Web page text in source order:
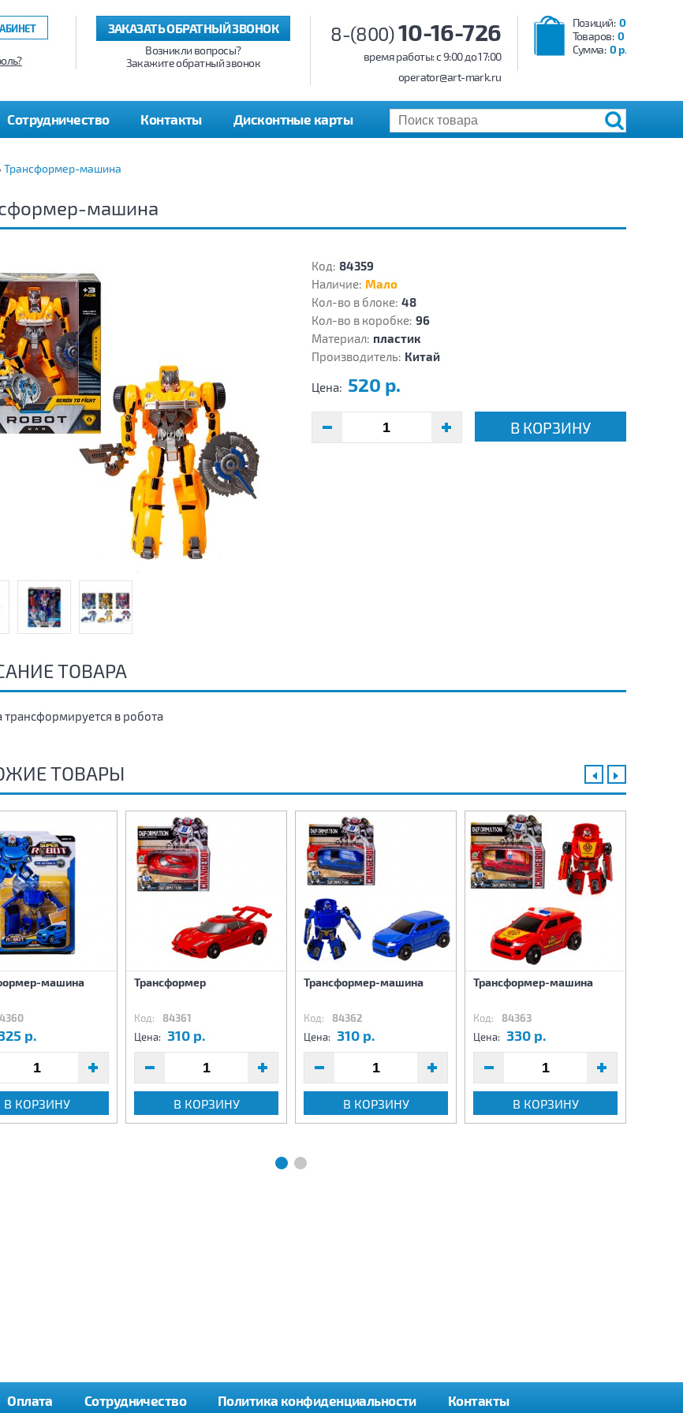
Позиций: 0
Товаров: 0
Сумма: 0 р.
8-(800)10-16-726
время работы: c 9:00 до 17:00
operator@art-mark.ru
ЗАКАЗАТЬ ОБРАТНЫЙ ЗВОНОК
Возникли вопросы?
Закажите обратный звонок
Сотрудничество Контакты Дисконтные карты
Трансформер-машина
машина
Код: 84359
Наличие: Мало
Кол-во в блоке: 48
Кол-во в коробке: 96
Материал: пластик
Производитель: Китай
Цена: 520 р.
В КОРЗИНУ
ТОВАРА
в робота
ТОВАРЫ
машина
р.
В КОРЗИНУ
Трансформер
Код: 84361
Цена: 310 р.
В КОРЗИНУ
Трансформер-машина
Код: 84362
Цена: 310 р.
В КОРЗИНУ
Трансформер-машина
Код: 84363
Цена: 330 р.
В КОРЗИНУ
Оплата Сотрудничество Политика конфиденциальности Контакты